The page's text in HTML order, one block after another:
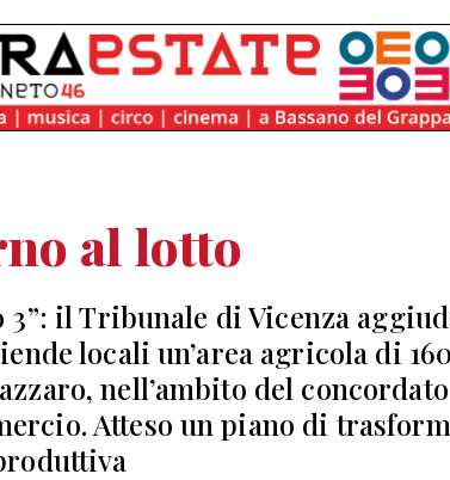
al lotto
3”: il Tribunale di Vicenza
locali un’area agricola di
nell’ambito del
Atteso un piano di